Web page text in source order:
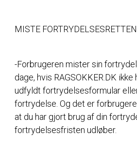
MISTE
-Forbrugeren mister sin
dage, hvis RAGSOKKER.DK
udfyldt fortrydelsesformular
fortrydelse. Og det er
at du har gjort brug af din
fortrydelsesfristen udløber.